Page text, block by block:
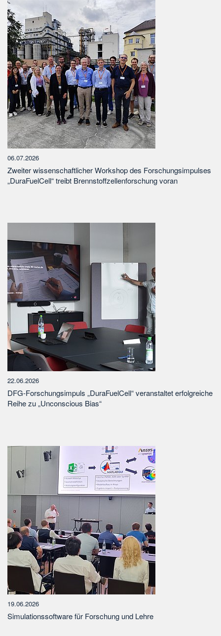
06.07.2026
Zweiter wissenschaftlicher Workshop des Forschungsimpulses
„DuraFuelCell“ treibt Brennstoffzellenforschung voran
22.06.2026
DFG-Forschungsimpuls „DuraFuelCell“ veranstaltet erfolgreiche
Reihe zu „Unconscious Bias“
19.06.2026
Simulationssoftware für Forschung und Lehre